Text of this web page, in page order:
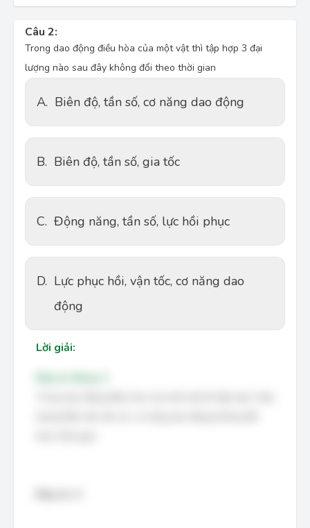
Câu 2:
Trong dao động điều hòa của một vật thì tập hợp 3 đại
lượng nào sau đây không đổi theo thời gian
A. Biên độ, tần số, cơ năng dao động
B. Biên độ, tần số, gia tốc
C. Động năng, tần số, lực hồi phục
D. Lực phục hồi, vận tốc, cơ năng dao
động
Lời giải: